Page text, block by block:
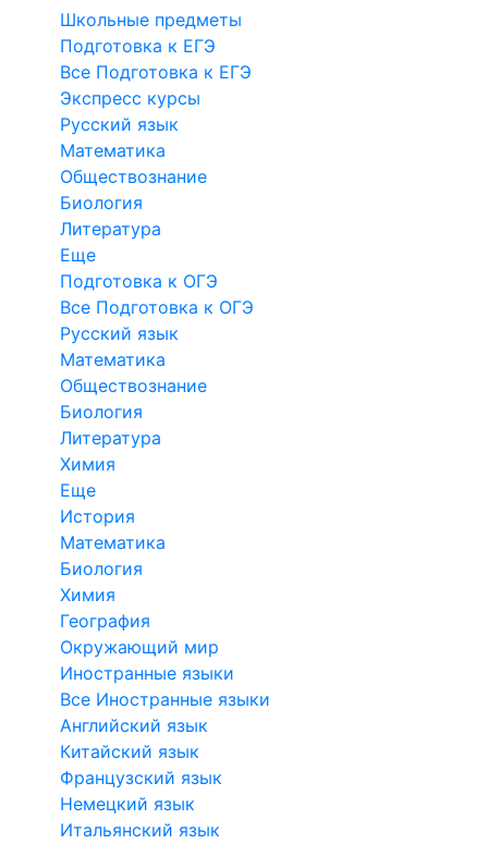
Школьные предметы
Подготовка к ЕГЭ
Все Подготовка к ЕГЭ
Экспресс курсы
Русский язык
Математика
Обществознание
Биология
Литература
Еще
Подготовка к ОГЭ
Все Подготовка к ОГЭ
Русский язык
Математика
Обществознание
Биология
Литература
Химия
Еще
История
Математика
Биология
Химия
География
Окружающий мир
Иностранные языки
Все Иностранные языки
Английский язык
Китайский язык
Французский язык
Немецкий язык
Итальянский язык